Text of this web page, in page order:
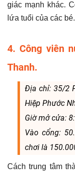
giác mạnh khác.
lứa tuổi của các bé.
4. Công viên
Thanh.
Địa chỉ: 35/2
Hiệp Phước
Giờ mở cửa:
Vào cổng:
chơi là
Cách trung tâm